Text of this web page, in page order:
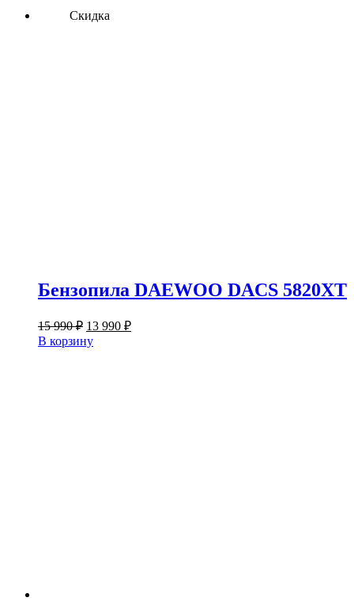
Скидка
Бензопила DAEWOO DACS 5820XT
15 990₽ Первоначальная
цена
составляла
13 990 ₽Текущая
В корзину